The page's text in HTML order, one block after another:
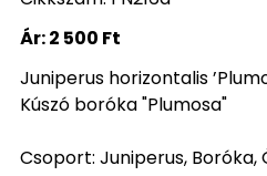
Ár:2 500 Ft
Juniperus horizontalis
Kúszó boróka "Plumosa"
Csoport: Juniperus, Boróka,